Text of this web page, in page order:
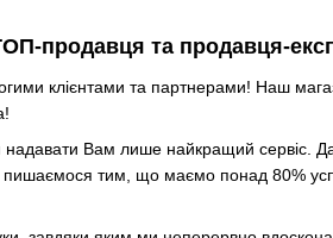
продавця та продавця-
клієнтами та партнерами! Наш
Вам лише найкращий сервіс.
пишаємося тим, що маємо понад 80%